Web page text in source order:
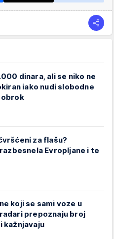
dinara, ali se niko ne
iako nudi slobodne
obrok
za flašu?
Evropljane i te
koji se sami voze u
prepoznaju broj
kažnjavaju